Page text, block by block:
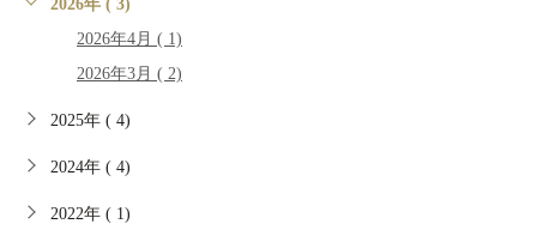
2026年 ( 3)
2026年4月 ( 1)
2026年3月 ( 2)
2025年 ( 4)
2024年 ( 4)
2022年 ( 1)